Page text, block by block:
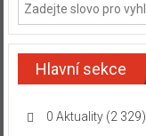
Hlavní sekce
0 Aktuality(2 329)